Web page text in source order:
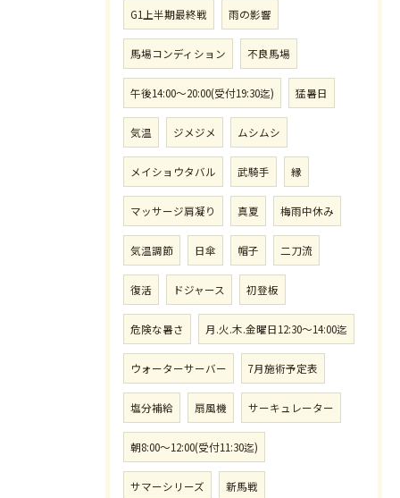
G1上半期最終戦 雨の影響
馬場コンディション 不良馬場
午後14:00〜20:00(受付19:30迄) 猛暑日
気温 ジメジメ ムシムシ
メイショウタバル 武騎手 縁
マッサージ肩凝り 真夏 梅雨中休み
気温調節 日傘 帽子 二刀流
復活 ドジャース 初登板
危険な暑さ 月.火.木.金曜日12:30〜14:00迄
ウォーターサーバー 7月施術予定表
塩分補給 扇風機 サーキュレーター
朝8:00〜12:00(受付11:30迄)
サマーシリーズ 新馬戦